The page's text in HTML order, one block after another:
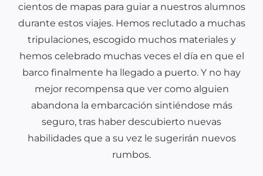
cientos de mapas para guiar a nuestros alumnos
durante estos viajes. Hemos reclutado a muchas
tripulaciones, escogido muchos materiales y
hemos celebrado muchas veces el día en que el
barco finalmente ha llegado a puerto. Y no hay
mejor recompensa que ver como alguien
abandona la embarcación sintiéndose más
seguro, tras haber descubierto nuevas
habilidades que a su vez le sugerirán nuevos
rumbos.